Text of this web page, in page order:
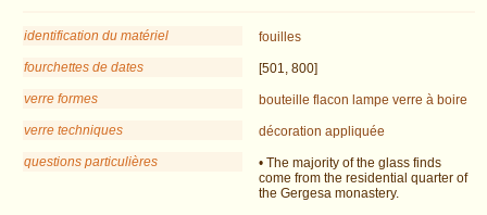
identification du matériel
fouilles
fourchettes de dates
[501, 800]
verre formes
bouteille flacon lampe verre à boire
verre techniques
décoration appliquée
questions particulières
• The majority of the glass finds
come from the residential quarter of
the Gergesa monastery.